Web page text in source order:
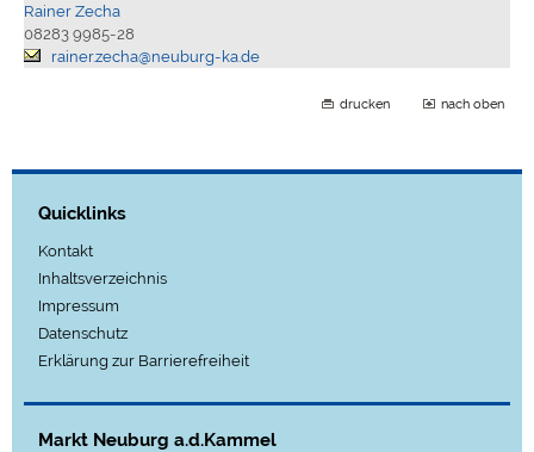
Rainer Zecha
08283 9985-28
rainer.zecha@neuburg-ka.de
drucken nach oben
Quicklinks
Kontakt
Inhaltsverzeichnis
Impressum
Datenschutz
Erklärung zur Barrierefreiheit
Markt Neuburg a.d.Kammel